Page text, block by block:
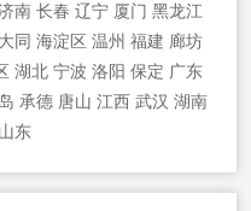
南 长春 辽宁 厦门 黑龙江
大同 海淀区 温州 福建 廊坊
湖北 宁波 洛阳 保定 广东
承德 唐山 江西 武汉 湖南
山东